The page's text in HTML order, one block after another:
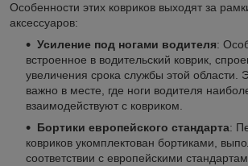
Особенности этих ковриков выходят за
аксессуаров:
Усиление под ногами водителя:
встроенное в водительский коврик,
увеличения срока службы этой области.
важно в месте, где ноги водителя
взаимодействуют с ковриком.
Бортики европейского стандарта:
ковриков укомплектован бортиками,
соответствии с европейскими